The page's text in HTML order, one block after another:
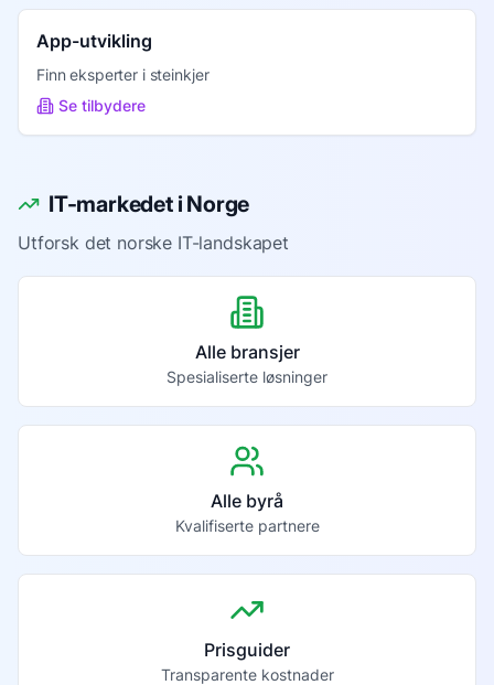
App-utvikling
Finn eksperter i steinkjer
Se tilbydere
IT-markedet i Norge
Utforsk det norske IT-landskapet
Alle bransjer
Spesialiserte løsninger
Alle byrå
Kvalifiserte partnere
Prisguider
Transparente kostnader